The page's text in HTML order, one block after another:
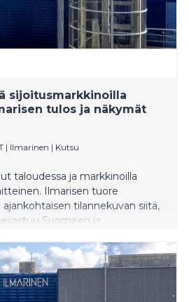
sijoitusmarkkinoilla
tulos ja näkymät
| Ilmarinen | Kutsu
taloudessa ja markkinoilla
Ilmarisen tuore
tilannekuvan siitä,
Suomeen ja